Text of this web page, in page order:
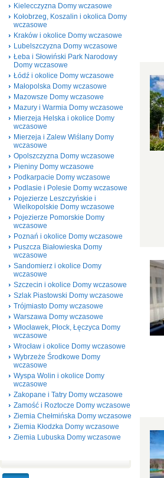
Kielecczyzna Domy wczasowe
Kołobrzeg, Koszalin i okolica Domy
wczasowe
Kraków i okolice Domy wczasowe
Lubelszczyzna Domy wczasowe
Łeba i Słowiński Park Narodowy
Domy wczasowe
Łódź i okolice Domy wczasowe
Małopolska Domy wczasowe
Mazowsze Domy wczasowe
Mazury i Warmia Domy wczasowe
Mierzeja Helska i okolice Domy
wczasowe
Mierzeja i Zalew Wiślany Domy
wczasowe
Opolszczyzna Domy wczasowe
Pieniny Domy wczasowe
Podkarpacie Domy wczasowe
Podlasie i Polesie Domy wczasowe
Pojezierze Leszczyńskie i
Wielkopolskie Domy wczasowe
Pojezierze Pomorskie Domy
wczasowe
Poznań i okolice Domy wczasowe
Puszcza Białowieska Domy
wczasowe
Sandomierz i okolice Domy
wczasowe
Szczecin i okolice Domy wczasowe
Szlak Piastowski Domy wczasowe
Trójmiasto Domy wczasowe
Warszawa Domy wczasowe
Włocławek, Płock, Łęczyca Domy
wczasowe
Wrocław i okolice Domy wczasowe
Wybrzeże Środkowe Domy
wczasowe
Wyspa Wolin i okolice Domy
wczasowe
Zakopane i Tatry Domy wczasowe
Zamość i Roztocze Domy wczasowe
Ziemia Chełmińska Domy wczasowe
Ziemia Kłodzka Domy wczasowe
Ziemia Lubuska Domy wczasowe